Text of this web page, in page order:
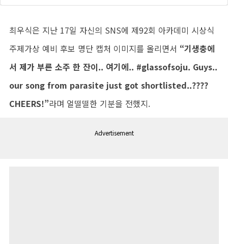
최우식은 지난 17일 자신의 SNS에 제92회 아카데미 시상식
주제가상 예비 후보 명단 캡처 이미지를 올리면서 “기생충에
서 제가 부른 소주 한 잔이.. 여기에.. #glassofsoju. Guys..
our song from parasite just got shortlisted..????
CHEERS!”라며 얼떨떨한 기분을 전했지.
Advertisement